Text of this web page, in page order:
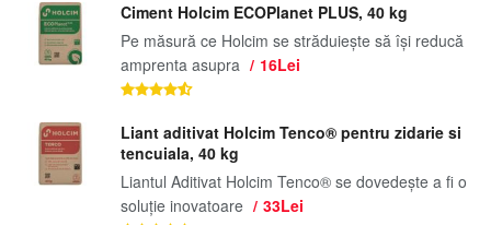
Ciment Holcim ECOPlanet PLUS, 40 kg
Pe măsură ce Holcim se străduiește să își reducă
amprenta asupra
16Lei
Liant aditivat Holcim Tenco® pentru zidarie si
tencuiala, 40 kg
Liantul Aditivat Holcim Tenco® se dovedește a fi o
soluție inovatoare
33Lei